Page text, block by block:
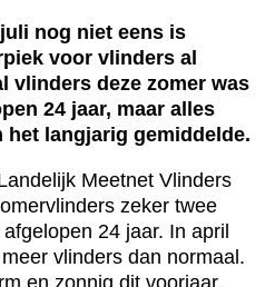
nog niet eens is
voor vlinders al
vlinders deze zomer was
24 jaar, maar alles
het langjarig gemiddelde.
Meetnet Vlinders
zeker twee
24 jaar. In april
vlinders dan normaal.
en zonnig dit voorjaar.